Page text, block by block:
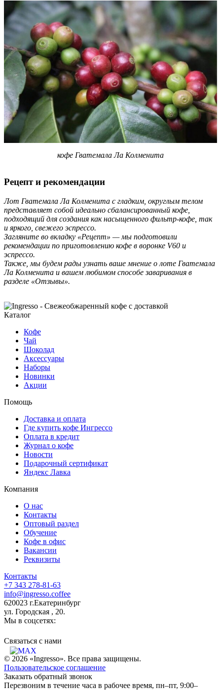
кофе Гватемала Ла Колменита
Рецепт и рекомендации
Лот Гватемала Ла Колменита с гладким, округлым телом
представляет собой идеально сбалансированный кофе,
подходящий для создания как насыщенного фильтр-кофе, так
и яркого, свежего эспрессо.
Загляните во вкладку «Рецепт» — мы подготовили
рекомендации по приготовлению кофе в воронке V60 и
эспрессо.
Также, мы будем рады узнать ваше мнение о лоте Гватемала
Ла Колменита и вашем любимом способе заваривания в
разделе «Отзывы».
Каталог
Кофе
Чай
Шоколад
Аксессуары
Наборы
Новинки
Акции
Помощь
Доставка и оплата
Где купить кофе Ингрессо
Оплата в кредит
Журнал о кофе
Новости
Подарочный сертификат
Яндекс Лавка
Компания
О нас
Контакты
Оптовый раздел
Обучение
Кофе в офис
Вакансии
Реквизиты
Контакты
+7 343 278-81-63
info@ingresso.coffee
620023 г.Екатеринбург
ул. Городская , 20.
Мы в соцсетях:
Связаться c нами
© 2026 «Ingresso». Все права защищены.
Пользовательское соглашение
Заказать обратный звонок
Перезвоним в течение часа в рабочее время, пн–пт, 9:00–